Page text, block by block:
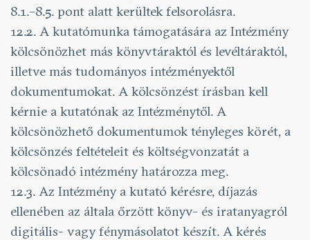
8.1.–8.5. pont alatt kerültek felsorolásra.
12.2. A kutatómunka támogatására az Intézmény
kölcsönözhet más könyvtáraktól és levéltáraktól,
illetve más tudományos intézményektől
dokumentumokat. A kölcsönzést írásban kell
kérnie a kutatónak az Intézménytől. A
kölcsönözhető dokumentumok tényleges körét, a
kölcsönzés feltételeit és költségvonzatát a
kölcsönadó intézmény határozza meg.
12.3. Az Intézmény a kutató kérésre, díjazás
ellenében az általa őrzött könyv- és iratanyagról
digitális- vagy fénymásolatot készít. A kérés